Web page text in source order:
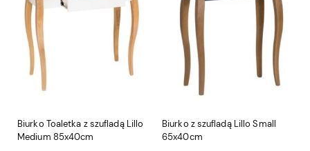
Biurko Toaletka z szufladą Lillo
Medium 85x40cm
Biurko z szufladą Lillo Small
65x40cm